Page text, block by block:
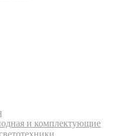
и комплектующие